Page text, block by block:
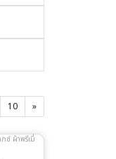
10 »